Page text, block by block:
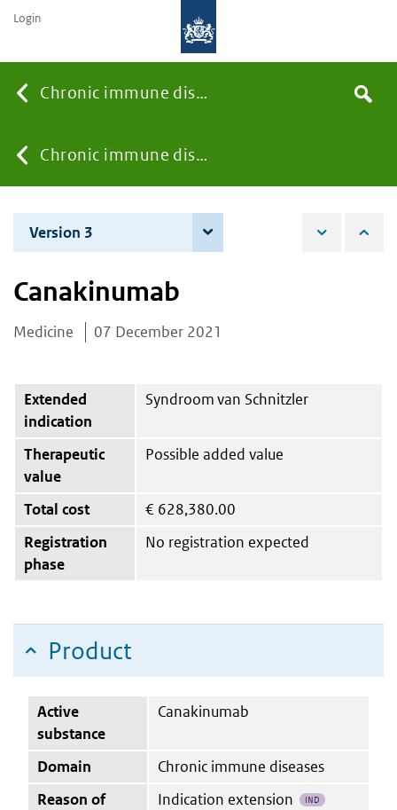
Chronic immune diseases
You
are
here:
Chronic immune diseases
the
Search
Login
Version 3
Canakinumab
Medicine 07 December 2021
Extended
indication
Syndroom van Schnitzler
Therapeutic
value
Possible added value
Total cost € 628,380.00
Registration
phase
No registration expected
Product
Active
substance
Canakinumab
Domain
Chronic immune diseases
Reason of
Indication extension IND